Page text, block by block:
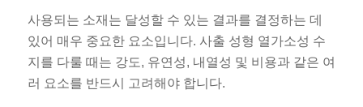
사용되는 소재는 달성할 수 있는 결과를 결정하는 데
있어 매우 중요한 요소입니다. 사출 성형 열가소성 수
지를 다룰 때는 강도, 유연성, 내열성 및 비용과 같은 여
러 요소를 반드시 고려해야 합니다.